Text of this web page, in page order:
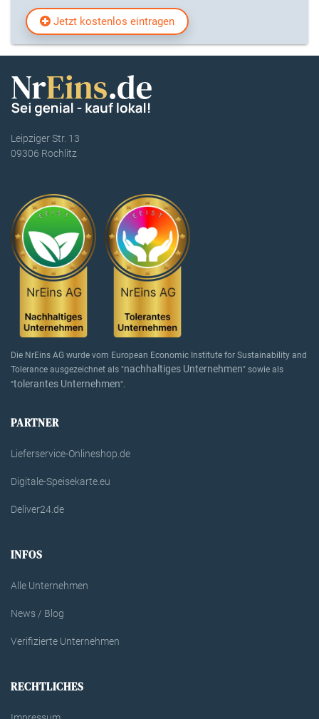
Jetzt kostenlos eintragen
Leipziger Str. 13
09306 Rochlitz
Die NrEins AG wurde vom European Economic Institute for Sustainability and
Tolerance ausgezeichnet als "nachhaltiges Unternehmen" sowie als
"tolerantes Unternehmen".
PARTNER
Lieferservice-Onlineshop.de
Digitale-Speisekarte.eu
Deliver24.de
INFOS
Alle Unternehmen
News / Blog
Verifizierte Unternehmen
RECHTLICHES